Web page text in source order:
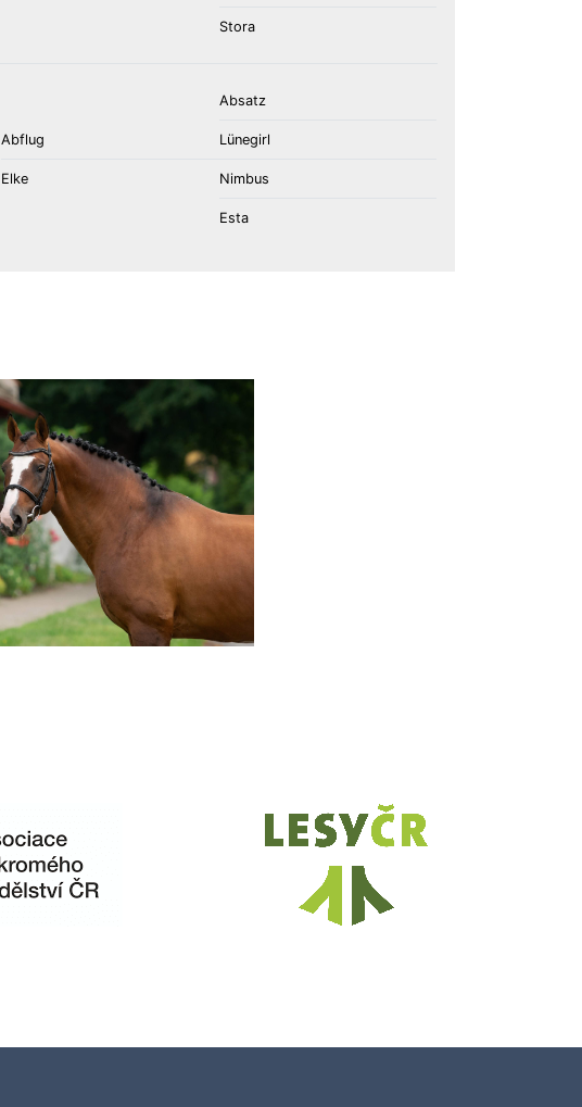
Stora
Abflug
Elke
Absatz
Lünegirl
Nimbus
Esta